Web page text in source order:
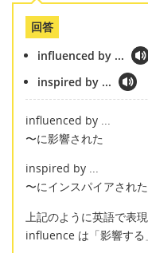
回答
influenced by ...
inspired by ...
influenced by ...
〜に影響された
inspired by ...
〜にインスパイアされた
上記のように英語で表
influence は「影響する